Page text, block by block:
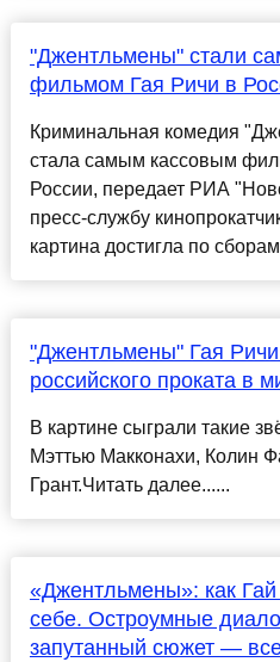
"Джентльмены" стали
фильмом Гая Ричи в
Криминальная комедия
стала самым кассовым
России, передает РИА
пресс-службу
картина достигла по
"Джентльмены" Гая
российского проката в
В картине сыграли такие
Мэттью Макконахи, Колин
Грант.Читать далее......
«Джентльмены»: как
себе. Остроумные
запутанный сюжет —